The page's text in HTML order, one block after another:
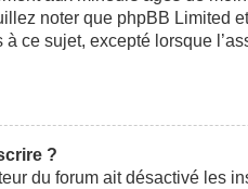
noter que phpBB Limited
ce sujet, excepté lorsque
?
du forum ait désactivé les